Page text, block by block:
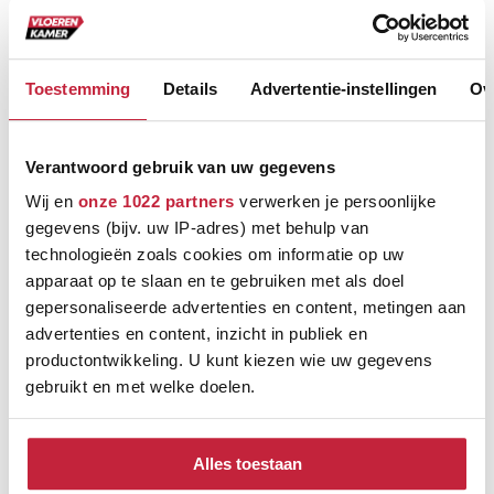
Toestemming Details Advertentie-instellingen
Verantwoord gebruik van uw gegevens
Wij en onze 1022 partners verwerken je persoonlijke
gegevens (bijv. uw IP-adres) met behulp van
technologieën zoals cookies om informatie op uw
apparaat op te slaan en te gebruiken met als doel
gepersonaliseerde advertenties en content, metingen aan
advertenties en content, inzicht in publiek en
productontwikkeling. U kunt kiezen wie uw gegevens
gebruikt en met welke doelen.
Als u het toestaat, willen we ook graag:
Informatie verzamelen over uw geografische
Alles toestaan
Ontdek de verschillende
merken
Onze merken